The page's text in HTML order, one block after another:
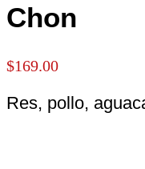
Chon
$169.00
Res, pollo,